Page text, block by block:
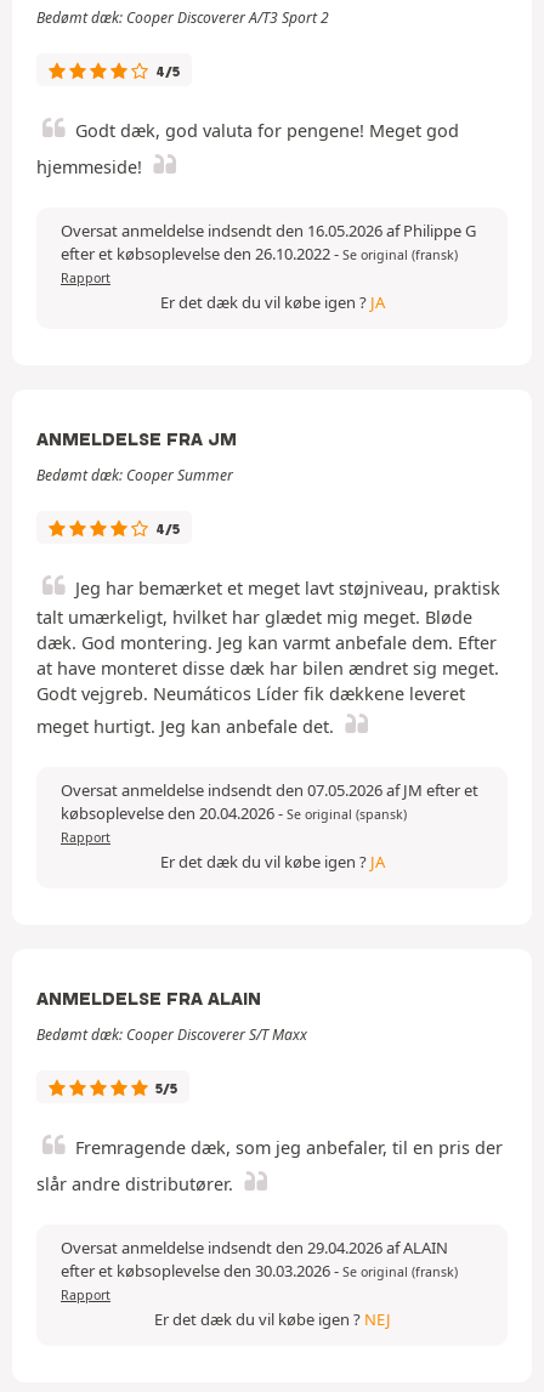
Bedømt dæk: Cooper Discoverer A/T3 Sport 2
4/5
Godt dæk, god valuta for pengene! Meget god
hjemmeside!
Oversat anmeldelse indsendt den 16.05.2026 af Philippe G
efter et købsoplevelse den 26.10.2022- Se original (fransk)
Rapport
Er det dæk du vil købe igen ? JA
ANMELDELSE FRA JM
Bedømt dæk: Cooper Summer
4/5
Jeg har bemærket et meget lavt støjniveau, praktisk
talt umærkeligt, hvilket har glædet mig meget. Bløde
dæk. God montering. Jeg kan varmt anbefale dem. Efter
at have monteret disse dæk har bilen ændret sig meget.
Godt vejgreb. Neumáticos Líder fik dækkene leveret
meget hurtigt. Jeg kan anbefale det.
Oversat anmeldelse indsendt den 07.05.2026 af JM efter et
købsoplevelse den 20.04.2026- Se original (spansk)
Rapport
Er det dæk du vil købe igen ? JA
ANMELDELSE FRA ALAIN
Bedømt dæk: Cooper Discoverer S/T Maxx
5/5
Fremragende dæk, som jeg anbefaler, til en pris der
slår andre distributører.
Oversat anmeldelse indsendt den 29.04.2026 af ALAIN
efter et købsoplevelse den 30.03.2026- Se original (fransk)
Rapport
Er det dæk du vil købe igen ? NEJ